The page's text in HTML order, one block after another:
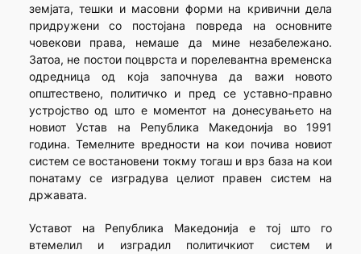
земјата, тешки и масовни форми на кривични дела
придружени со постојана повреда на основните
човекови права, немаше да мине незабележано.
Затоа, не постои поцврста и порелевантна временска
одредница од која започнува да важи новото
општествено, политичко и пред се уставно-правно
устројство од што е моментот на донесувањето на
новиот Устав на Република Македонија во 1991
година. Темелните вредности на кои почива новиот
систем се востановени токму тогаш и врз база на кои
понатаму се изградува целиот правен систем на
државата.
Уставот на Република Македо­нија е тој што го
втемелил и изградил политичкиот систем и